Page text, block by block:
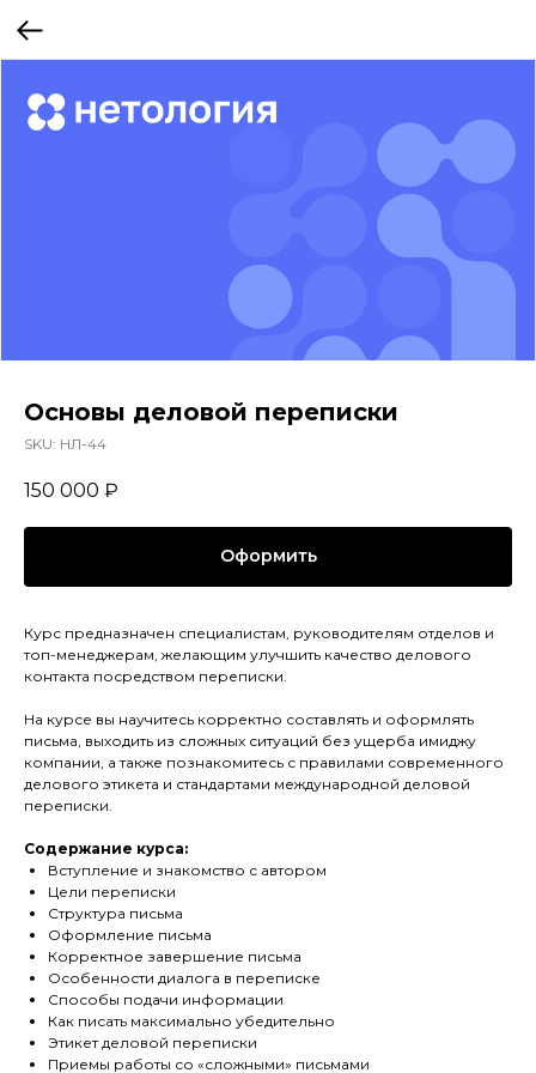
Основы деловой переписки
SKU: НЛ-44
150 000 ₽
Оформить
Курс предназначен специалистам, руководителям отделов и
топ-менеджерам, желающим улучшить качество делового
контакта посредством переписки.
На курсе вы научитесь корректно составлять и оформлять
письма, выходить из сложных ситуаций без ущерба имиджу
компании, а также познакомитесь с правилами современного
делового этикета и стандартами международной деловой
переписки.
Содержание курса:
Вступление и знакомство с автором
Цели переписки
Структура письма
Оформление письма
Корректное завершение письма
Особенности диалога в переписке
Способы подачи информации
Как писать максимально убедительно
Этикет деловой переписки
Приемы работы со «сложными» письмами